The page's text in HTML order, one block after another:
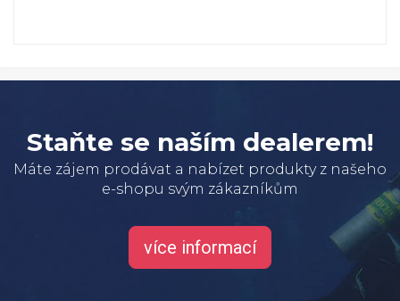
Staňte se naším dealerem!
Máte zájem prodávat a nabízet produkty z našeho
e-shopu svým zákazníkům
více informací